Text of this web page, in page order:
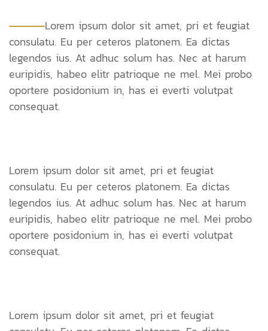
Lorem ipsum dolor sit amet, pri et feugiat
consulatu. Eu per ceteros platonem. Ea dictas
legendos ius. At adhuc solum has. Nec at harum
euripidis, habeo elitr patrioque ne mel. Mei probo
oportere posidonium in, has ei everti volutpat
consequat.
Lorem ipsum dolor sit amet, pri et feugiat
consulatu. Eu per ceteros platonem. Ea dictas
legendos ius. At adhuc solum has. Nec at harum
euripidis, habeo elitr patrioque ne mel. Mei probo
oportere posidonium in, has ei everti volutpat
consequat.
Lorem ipsum dolor sit amet, pri et feugiat